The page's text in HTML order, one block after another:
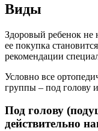
Виды
Здоровый ребенок не
ее покупка
рекомендации
Условно все
группы – под голову
Под голову
действительно